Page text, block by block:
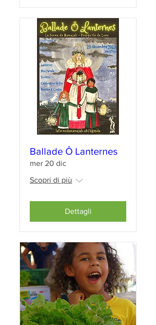
Ballade Ô Lanternes
mer 20 dic
Scopri di più
Dettagli